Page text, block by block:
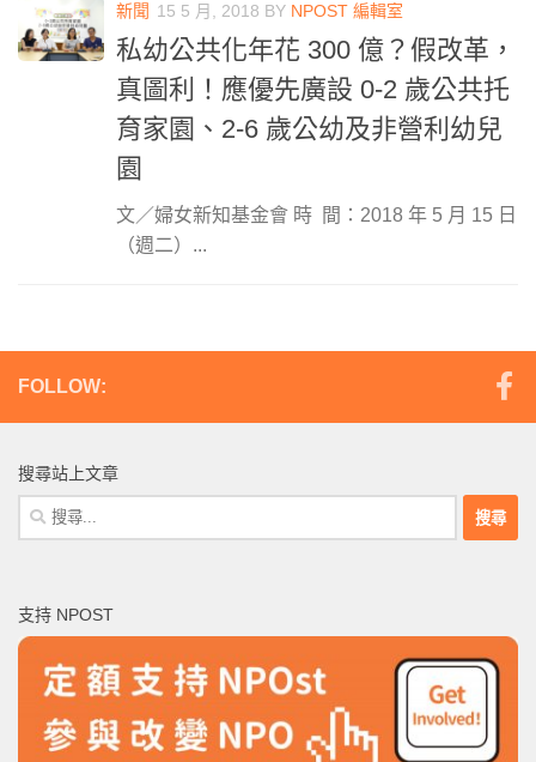
新聞 15 5 月, 2018 BY NPOST 編輯室
私幼公共化年花 300 億？假改革，
真圖利！應優先廣設 0-2 歲公共托
育家園、2-6 歲公幼及非營利幼兒
園
文／婦女新知基金會 時 間：2018 年 5 月 15 日
（週二）...
FOLLOW:
搜尋站上文章
搜
尋
字:
支持 NPOST